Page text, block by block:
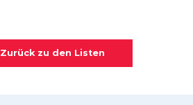
Zurück zu den Listen